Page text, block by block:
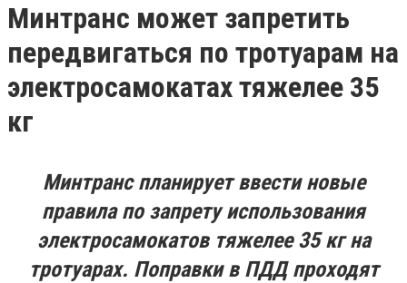
Минтранс может запретить
передвигаться по тротуарам на
электросамокатах тяжелее 35
кг
Минтранс планирует ввести новые
правила по запрету использования
электросамокатов тяжелее 35 кг на
тротуарах. Поправки в ПДД проходят